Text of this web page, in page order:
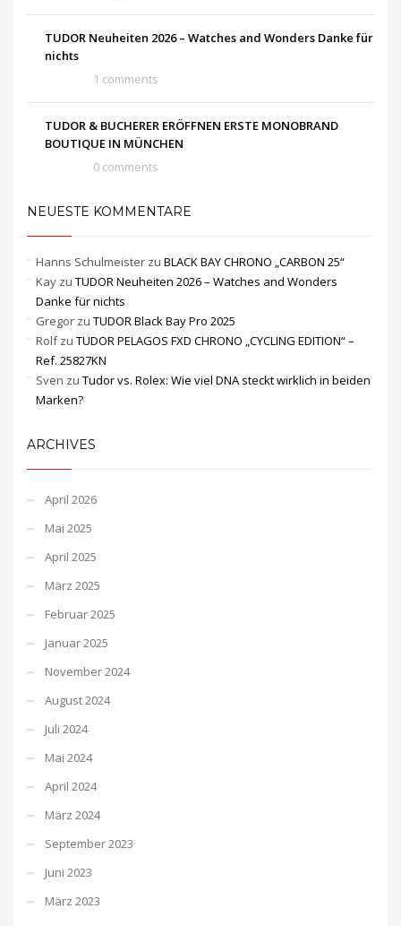
TUDOR Neuheiten 2026 – Watches and Wonders Danke für
nichts
1 comments
TUDOR & BUCHERER ERÖFFNEN ERSTE MONOBRAND
BOUTIQUE IN MÜNCHEN
0 comments
NEUESTE KOMMENTARE
Hanns Schulmeister zu BLACK BAY CHRONO „CARBON 25“
Kay zu TUDOR Neuheiten 2026 – Watches and Wonders
Danke für nichts
Gregor zu TUDOR Black Bay Pro 2025
Rolfzu TUDOR PELAGOS FXD CHRONO „CYCLING EDITION“ –
Ref. 25827KN
Sven zu Tudor vs. Rolex: Wie viel DNA steckt wirklich in beiden
Marken?
ARCHIVES
April 2026
Mai 2025
April 2025
März 2025
Februar 2025
Januar 2025
November 2024
August 2024
Juli 2024
Mai 2024
April 2024
März 2024
September 2023
Juni 2023
März 2023